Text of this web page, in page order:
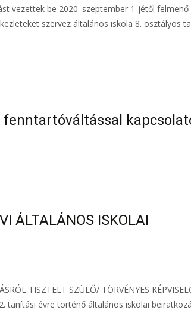
vezettek be 2020. szeptember 1-jétől felmenő
szervez általános iskola 8. osztályos
ÁLTALÁNOS ISKOLAI
TISZTELT SZÜLŐ/ TÖRVÉNYES
tanítási évre történő általános iskolai